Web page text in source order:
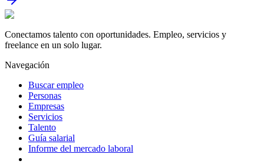
Conectamos talento con oportunidades. Empleo, servicios y
freelance en un solo lugar.
Navegación
Buscar empleo
Personas
Empresas
Servicios
Talento
Guía salarial
Informe del mercado laboral